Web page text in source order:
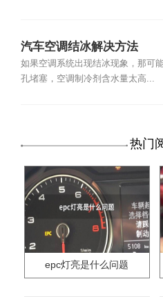
汽车空调结冰解决方法
如果空调系统出现结冰现象，那可
孔堵塞，空调制冷剂含水量太高...
热门
epc灯亮是什么问题